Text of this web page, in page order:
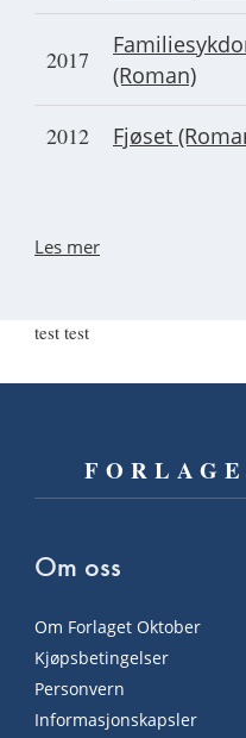
2017
(Roman)
2012 Fjøset
Les mer
test test
Om oss
Om Forlaget Oktober
Kjøpsbetingelser
Personvern
Informasjonskapsler